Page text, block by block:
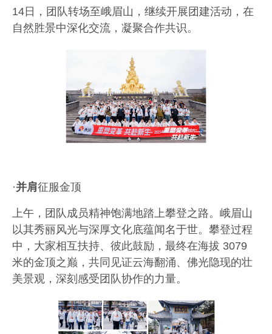
14日，团队转场至峨眉山，继续开展团建活动，在
自然胜景中深化交流，凝聚合作共识。
·并肩征服金顶
上午，团队成员精神饱满地踏上攀登之路。峨眉山
以其秀丽风光与深厚文化底蕴闻名于世。攀登过程
中，大家相互扶持、彼此鼓励 ， 最终在海拔 3079
米的金顶之巅，共同见证云海翻涌、佛光隐现的壮
美景观，深刻感受团队协作的力量。